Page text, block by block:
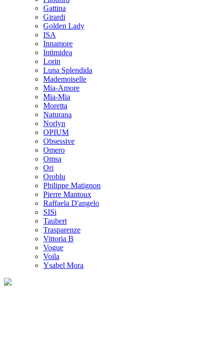
Gattina
Girardi
Golden Lady
ISA
Innamore
Intimidea
Lorin
Luna Splendida
Mademoiselle
Mia-Amore
Mia-Mia
Moretta
Naturana
Norlyn
OPIUM
Obsessive
Omero
Omsa
Ori
Oroblu
Philippe Matignon
Pierre Mantoux
Raffaela D'angelo
SISi
Taubert
Trasparenze
Vittoria B
Vogue
Voila
Ysabel Mora